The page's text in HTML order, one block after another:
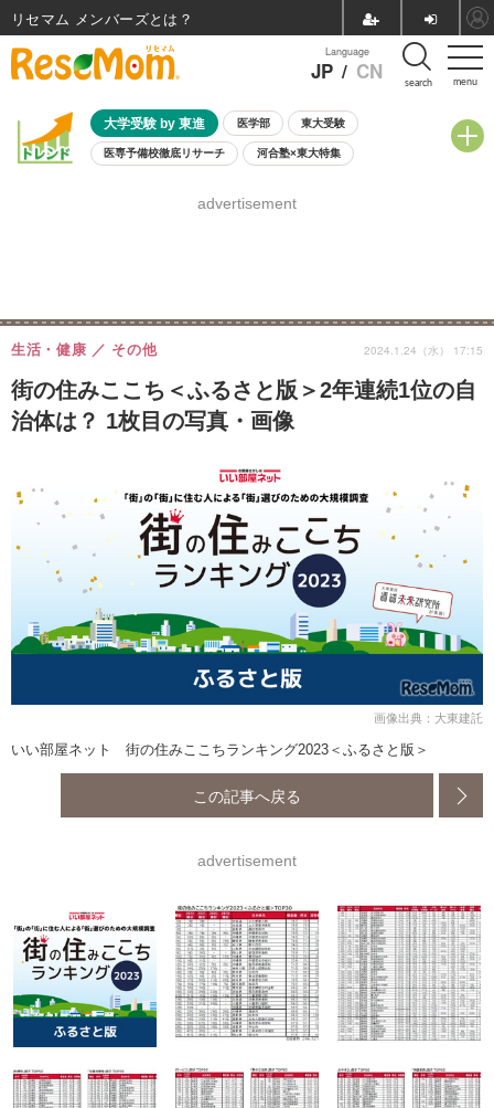
menu
Language
JP / CN search
大学受験 by 東進 医学部 東大受験
医専予備校徹底リサーチ 河合塾×東大特集
8月開催学校説明会・相談会
advertisement
街の住みここち＜ふるさと版＞2年連続1位の自
治体は？ 1枚目の写真・画像
生活・健康 その他 2024.1.24（水） 17:15
画像出典：大東建託
いい部屋ネット 街の住みここちランキング2023＜ふるさと版＞
この記事へ戻る
advertisement
リセマム メンバーズ